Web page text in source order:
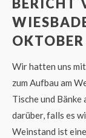
BERICHT
Wir hatten uns
zum Aufbau am
Tische und
darüber, falls es
Weinstand ist